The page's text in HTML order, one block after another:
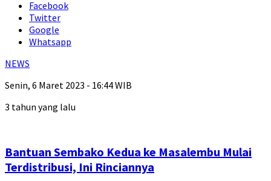
Facebook
Twitter
Google
Whatsapp
NEWS
Senin, 6 Maret 2023 - 16:44 WIB
3 tahun yang lalu
Bantuan Sembako Kedua ke Masalembu Mulai
Terdistribusi, Ini Rinciannya